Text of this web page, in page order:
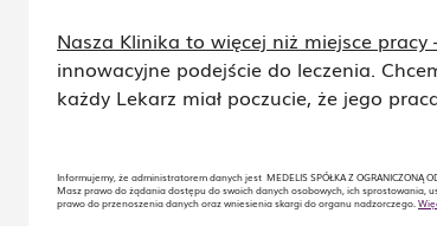
​Nasza Klinika to więcej niż miejsce pracy
innowacyjne podejście do leczenia.
każdy Lekarz miał poczucie, że jego
Informujemy, że administratorem danych jest MEDELIS SPÓŁKA Z OGRANICZONĄ
Masz prawo do żądania dostępu do swoich danych osobowych, ich
prawo do przenoszenia danych oraz wniesienia skargi do organu nadzorczego.